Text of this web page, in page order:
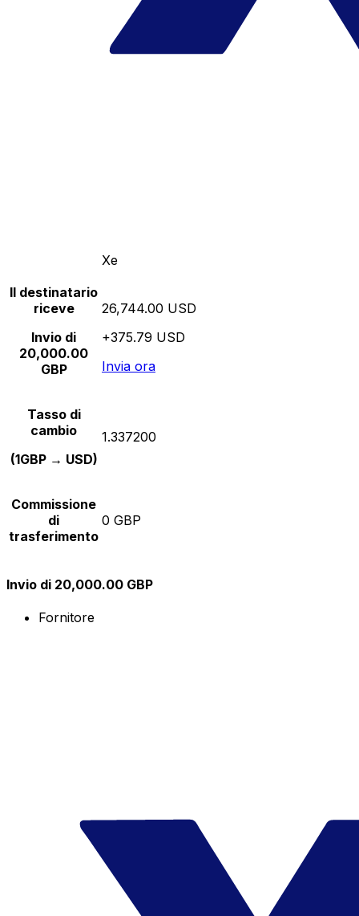
Xe
Il destinatario
riceve
Invio di
20,000.00
GBP
26,744.00 USD
+375.79 USD
Invia ora
Tasso di
cambio
(1GBP → USD)
1.337200
Commissione
di
trasferimento
0 GBP
Invio di 20,000.00 GBP
Fornitore